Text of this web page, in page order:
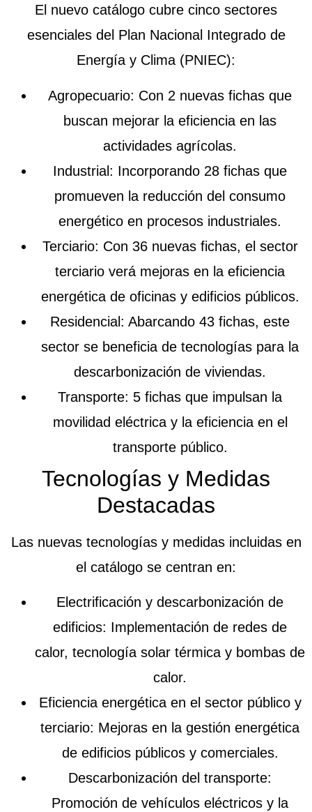
El nuevo catálogo cubre cinco sectores
esenciales del Plan Nacional Integrado de
Energía y Clima (PNIEC):
Agropecuario: Con 2 nuevas fichas que
buscan mejorar la eficiencia en las
actividades agrícolas.
Industrial : Incorporando 28 fichas que
promueven la reducción del consumo
energético en procesos industriales.
Terciario: Con 36 nuevas fichas, el sector
terciario verá mejoras en la eficiencia
energética de oficinas y edificios públicos.
Residencial : Abarcando 43 fichas, este
sector se beneficia de tecnologías para la
descarbonización de viviendas.
Transporte: 5 fichas que impulsan la
movilidad eléctrica y la eficiencia en el
transporte público.
Tecnologías y Medidas
Destacadas
Las nuevas tecnologías y medidas incluidas en
el catálogo se centran en:
Electrificación y descarbonización de
edificios: Implementación de redes de
calor, tecnología solar térmica y bombas de
calor.
Eficiencia energética en el sector público y
terciario: Mejoras en la gestión energética
de edificios públicos y comerciales.
Descarbonización del transporte:
Promoción de vehículos eléctricos y la